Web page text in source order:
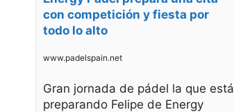
con competición y fiesta por
todo lo alto
www.padelspain.net
Gran jornada de pádel la que está
preparando Felipe de Energy